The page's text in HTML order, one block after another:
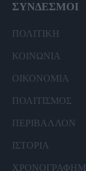
ΣΥΝΔΕΣΜΟΙ
ΠΟΛΙΤΙΚΗ
ΚΟΙΝΩΝΙΑ
ΟΙΚΟΝΟΜΙΑ
ΠΟΛΙΤΙΣΜΟΣ
ΠΕΡΙΒΑΛΛΟΝ
ΙΣΤΟΡΙΑ